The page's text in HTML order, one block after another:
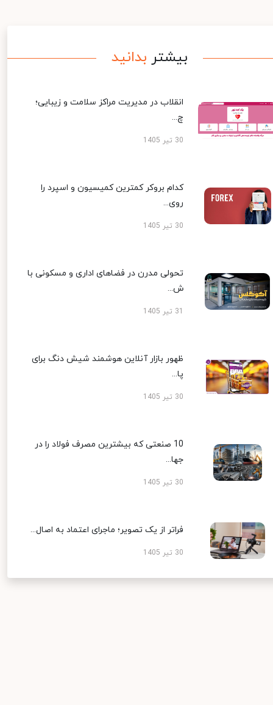
بیشتر بدانید
انقلاب در مدیریت مراکز سلامت و زیبایی؛
چ...
30 تیر 1405
کدام بروکر کمترین کمیسیون و اسپرد را
روی...
30 تیر 1405
تحولی مدرن در فضاهای اداری و مسکونی با
ش...
ظهور بازار آنلاین هوشمند شیش دنگ برای
پا...
30 تیر 1405
10 صنعتی که بیشترین مصرف فولاد را در
جها...
30 تیر 1405
فراتر از یک تصویر؛ ماجرای اعتماد به اصال...
30 تیر 1405